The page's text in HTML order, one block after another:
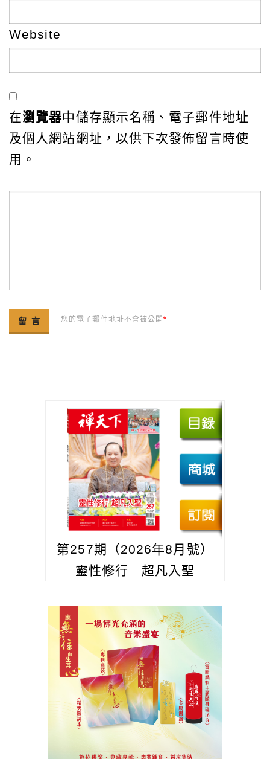
Website
在瀏覽器中儲存顯示名稱、電子郵件地址
及個人網站網址，以供下次發佈留言時使
用。
您的電子郵件地址不會被公開*
第257期（2026年8月號）
靈性修行 超凡入聖